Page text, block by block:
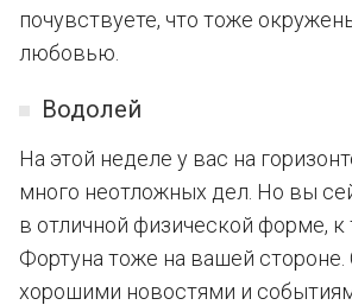
почувствуете, что тоже
любовью.
Водолей
На этой неделе у вас на
много неотложных дел. Но вы
в отличной физической форме,
Фортуна тоже на вашей стороне.
хорошими новостями и